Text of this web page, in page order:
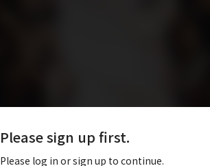
Please sign up first.
Please log in or sign up to continue.